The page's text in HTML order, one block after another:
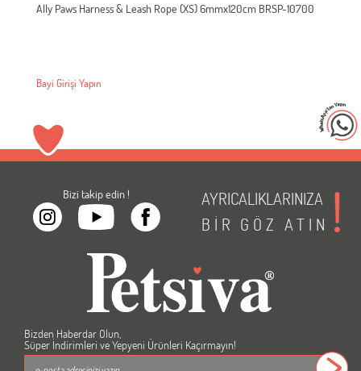
Ally Paws Harness & Leash Rope (XS) 6mmx120cm BRSP-10700
Bayi Girişi Yapın
Bizi takip edin !
AYRICALIKLARINIZA
BİR GÖZ ATIN
Bizden Haberdar Olun,
Süper İndirimleri ve Yepyeni Ürünleri Kaçırmayın!